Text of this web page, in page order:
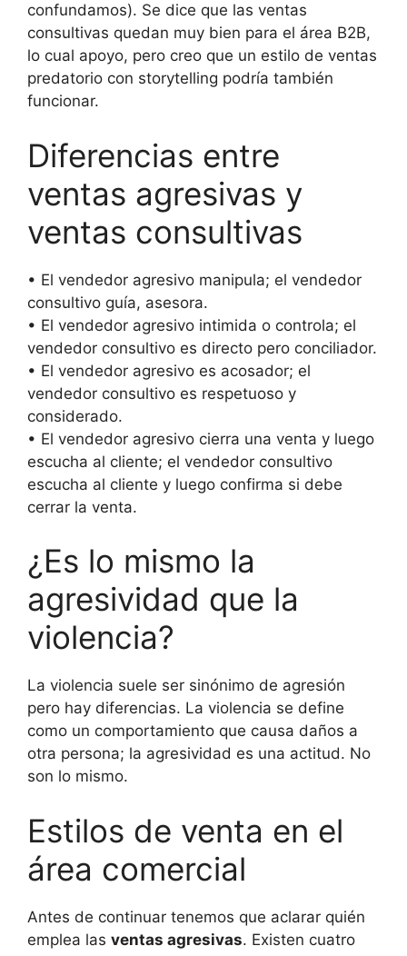
confundamos). Se dice que las ventas
consultivas quedan muy bien para el área B2B,
lo cual apoyo, pero creo que un estilo de ventas
predatorio con storytelling podría también
funcionar.
Diferencias entre
ventas agresivas y
ventas consultivas
• El vendedor agresivo manipula; el vendedor
consultivo guía, asesora.
• El vendedor agresivo intimida o controla; el
vendedor consultivo es directo pero conciliador.
• El vendedor agresivo es acosador; el
vendedor consultivo es respetuoso y
considerado.
• El vendedor agresivo cierra una venta y luego
escucha al cliente; el vendedor consultivo
escucha al cliente y luego confirma si debe
cerrar la venta.
¿Es lo mismo la
agresividad que la
violencia?
La violencia suele ser sinónimo de agresión
pero hay diferencias. La violencia se define
como un comportamiento que causa daños a
otra persona; la agresividad es una actitud. No
son lo mismo.
Estilos de venta en el
área comercial
Antes de continuar tenemos que aclarar quién
emplea las ventas agresivas. Existen cuatro